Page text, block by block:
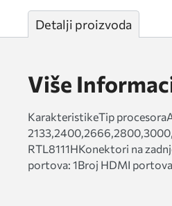
Detalji proizvoda
Više
KarakteristikeTip
RTL8111HKonektori na
portova: 1Broj HDMI